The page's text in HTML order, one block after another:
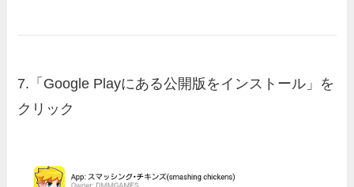
7. 「Google Playにある公開版をインストール」を
クリック